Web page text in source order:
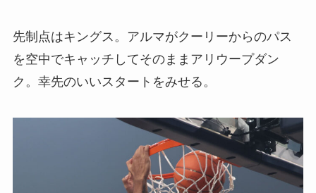
先制点はキングス。アルマがクーリーからのパス
を空中でキャッチしてそのままアリウープダン
ク。幸先のいいスタートをみせる。